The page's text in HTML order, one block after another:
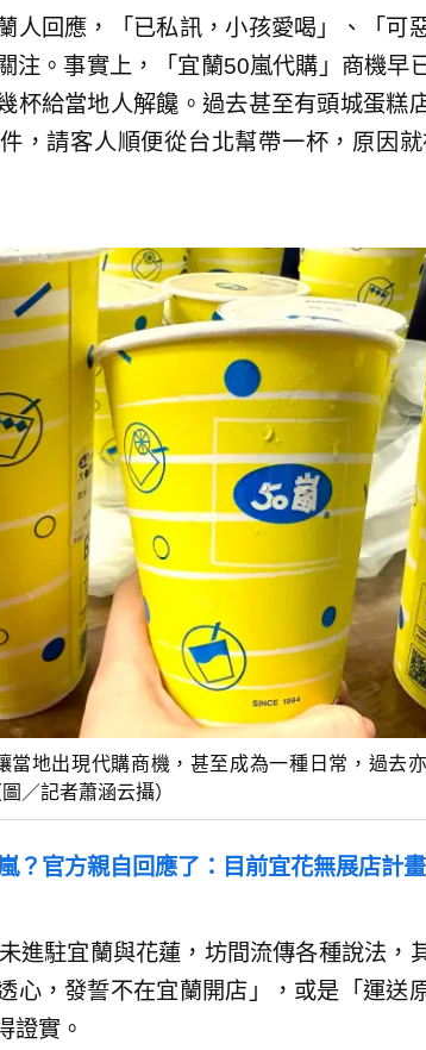
人回應，「已私訊，小孩愛喝」、「可
注。事實上，「宜蘭50嵐代購」商機早
杯給當地人解饞。過去甚至有頭城蛋糕
，請客人順便從台北幫帶一杯，原因
當地出現代購商機，甚至成為一種日常，過去
／記者蕭涵云攝）
？官方親自回應了：目前宜花無展店計畫
進駐宜蘭與花蓮，坊間流傳各種說法，
心，發誓不在宜蘭開店」，或是「運送
證實。